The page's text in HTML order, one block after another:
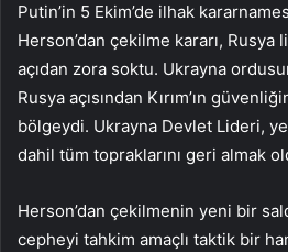
Putin’in 5 Ekim’de ilhak
Herson’dan çekilme kararı,
açıdan zora soktu. Ukrayna
Rusya açısından Kırım’ın
bölgeydi. Ukrayna Devlet Lideri,
dahil tüm topraklarını geri almak
Herson’dan çekilmenin yeni bir
cepheyi tahkim amaçlı taktik bir